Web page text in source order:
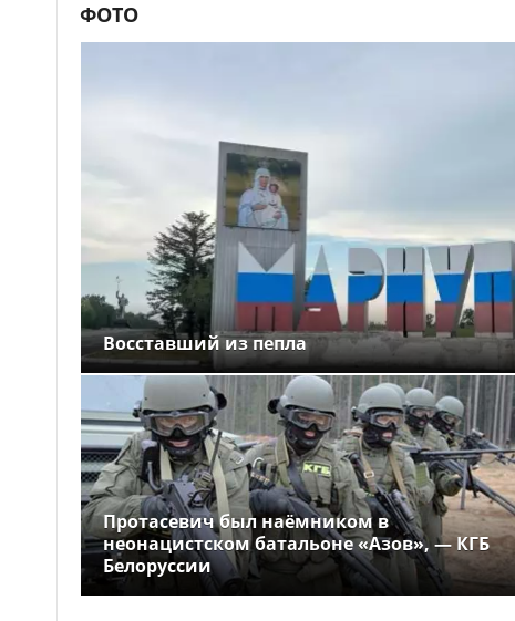
ФОТО
Восставший из пепла
Протасевич был наёмником в
неонацистском батальоне «Азов», — КГБ
Белоруссии